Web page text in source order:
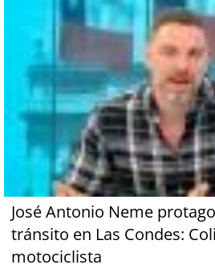
José Antonio Neme
tránsito en Las Condes:
motociclista